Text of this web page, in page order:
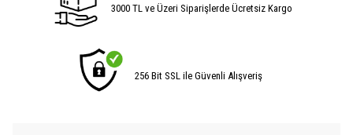
3000 TL ve Üzeri Siparişlerde Ücretsiz Kargo
256 Bit SSL ile Güvenli Alışveriş